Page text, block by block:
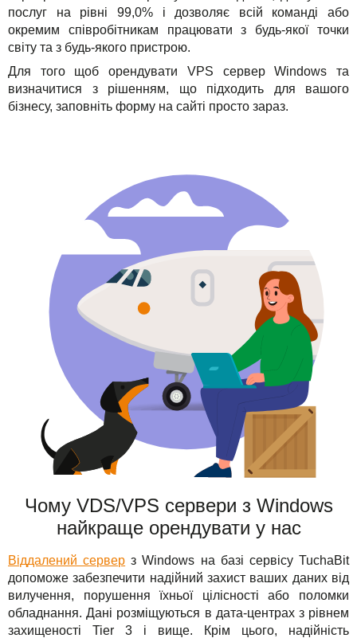
послуг на рівні 99,0% і дозволяє всій команді або
окремим співробітникам працювати з будь-якої точки
світу та з будь-якого пристрою.
Для того щоб орендувати VPS сервер Windows та
визначитися з рішенням, що підходить для вашого
бізнесу, заповніть форму на сайті просто зараз.
Чому VDS/VPS сервери з Windows
найкраще орендувати у нас
Віддалений сервер з Windows на базі сервісу TuchaBit
допоможе забезпечити надійний захист ваших даних від
вилучення, порушення їхньої цілісності або поломки
обладнання. Дані розміщуються в дата-центрах з рівнем
захищеності Tier 3 і вище. Крім цього, надійність